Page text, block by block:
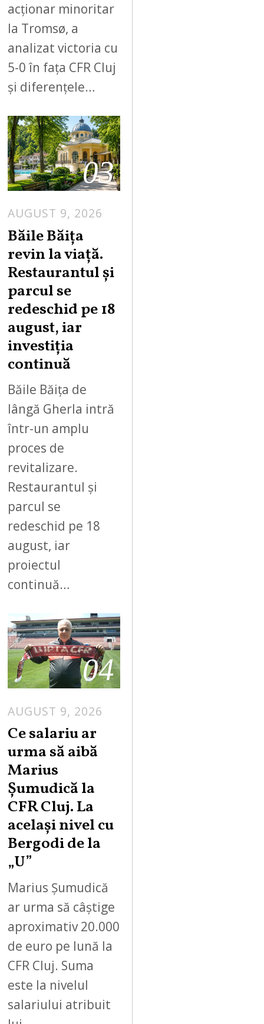
acționar minoritar
la Tromsø, a
analizat victoria cu
5-0 în fața CFR Cluj
și diferențele…
03
AUGUST 9, 2026
S
9
Băile Băița
revin la viață.
Restaurantul și
parcul se
redeschid pe 18
august, iar
investiția
continuă
Băile Băița de
lângă Gherla intră
într-un amplu
proces de
revitalizare.
Restaurantul și
parcul se
redeschid pe 18
august, iar
proiectul
continuă…
04
AUGUST 9, 2026
Ce salariu ar
urma să aibă
Marius
Șumudică la
CFR Cluj. La
același nivel cu
Bergodi de la
„U”
Marius Șumudică
ar urma să câștige
aproximativ 20.000
de euro pe lună la
CFR Cluj. Suma
este la nivelul
salariului atribuit